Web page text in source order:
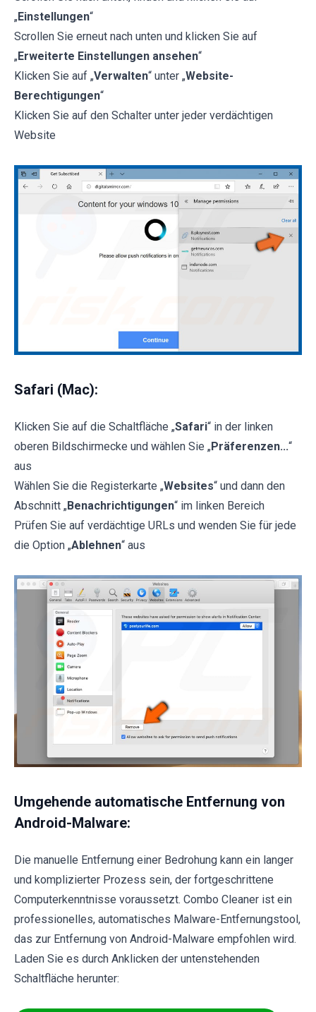
„Einstellungen“
Scrollen Sie erneut nach unten und klicken Sie auf
„Erweiterte Einstellungen ansehen“
Klicken Sie auf „Verwalten“ unter „Website-
Berechtigungen“
Klicken Sie auf den Schalter unter jeder verdächtigen
Website
Safari (Mac):
Klicken Sie auf die Schaltfläche „Safari“ in der linken
oberen Bildschirmecke und wählen Sie „Präferenzen...“
aus
Wählen Sie die Registerkarte „Websites“ und dann den
Abschnitt „Benachrichtigungen“ im linken Bereich
Prüfen Sie auf verdächtige URLs und wenden Sie für jede
die Option „Ablehnen“ aus
Umgehende automatische Entfernung von
Android-Malware:
Die manuelle Entfernung einer Bedrohung kann ein langer
und komplizierter Prozess sein, der fortgeschrittene
Computerkenntnisse voraussetzt. Combo Cleaner ist ein
professionelles, automatisches Malware-Entfernungstool,
das zur Entfernung von Android-Malware empfohlen wird.
Laden Sie es durch Anklicken der untenstehenden
Schaltfläche herunter: